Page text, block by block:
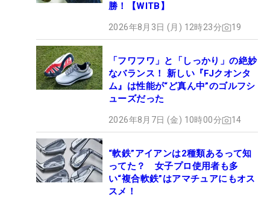
勝！【WITB】
2026年8月3日 (月) 12時23分 19
「フワフワ」と「しっかり」の絶妙
なバランス！ 新しい『FJクオンタ
ム』は性能が“ど真ん中”のゴルフシ
ューズだった
2026年8月7日 (金) 10時00分 14
“軟鉄”アイアンは2種類あるって知
ってた？ 女子プロ使用者も多
い“複合軟鉄”はアマチュアにもオス
スメ！